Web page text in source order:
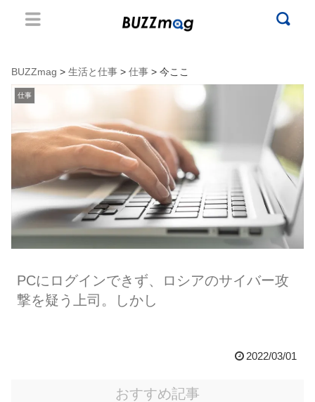
BUZZmag > 生活と仕事 > 仕事 > 今ここ
仕事
PCにログインできず、ロシアのサイバー攻
撃を疑う上司。しかし
2022/03/01
おすすめ記事